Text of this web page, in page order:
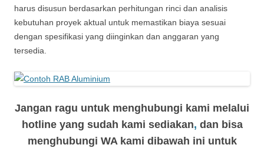
harus disusun berdasarkan perhitungan rinci dan analisis
kebutuhan proyek aktual untuk memastikan biaya sesuai
dengan spesifikasi yang diinginkan dan anggaran yang
tersedia.
Jangan ragu untuk menghubungi kami melalui
hotline yang sudah kami sediakan, dan bisa
menghubungi WA kami dibawah ini untuk